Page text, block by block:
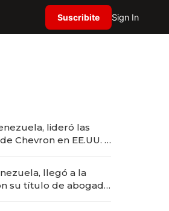
Suscribite Sign In
lideró las
Chevron en EE.UU. y
llegó a la
su título de abogado